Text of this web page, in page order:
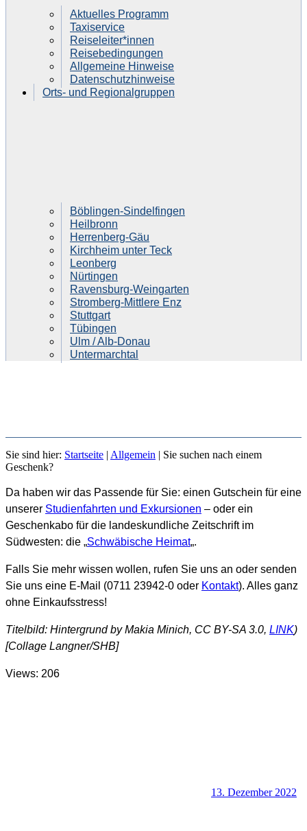
Aktuelles Programm
Taxiservice
Reiseleiter*innen
Reisebedingungen
Allgemeine Hinweise
Datenschutzhinweise
Orts- und Regionalgruppen
Böblingen-Sindelfingen
Heilbronn
Herrenberg-Gäu
Kirchheim unter Teck
Leonberg
Nürtingen
Ravensburg-Weingarten
Stromberg-Mittlere Enz
Stuttgart
Tübingen
Ulm / Alb-Donau
Untermarchtal
SIE SUCHEN NACH EINEM
GESCHENK?
Sie sind hier: Startseite | Allgemein | Sie suchen nach einem
Geschenk?
Da haben wir das Passende für Sie: einen Gutschein für eine
unserer Studienfahrten und Exkursionen – oder ein
Geschenkabo für die landeskundliche Zeitschrift im
Südwesten: die „Schwäbische Heimat„.
Falls Sie mehr wissen wollen, rufen Sie uns an oder senden
Sie uns eine E-Mail (0711 23942-0 oder Kontakt). Alles ganz
ohne Einkaufsstress!
Titelbild: Hintergrund by Makia Minich, CC BY-SA 3.0, LINK)
[Collage Langner/SHB]
Views: 206
13. Dezember 2022